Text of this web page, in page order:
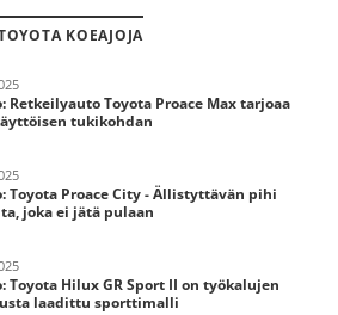
KOEAJOJA
Retkeilyauto Toyota Proace Max tarjoaa
tukikohdan
Toyota Proace City - Ällistyttävän pihi
joka ei jätä pulaan
Toyota Hilux GR Sport II on työkalujen
laadittu sporttimalli